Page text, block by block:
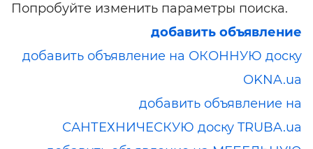
Попробуйте изменить параметры поиска.
добавить объявление
добавить объявление на ОКОННУЮ доску
OKNA.ua
добавить объявление на
САНТЕХНИЧЕСКУЮ доску TRUBA.ua